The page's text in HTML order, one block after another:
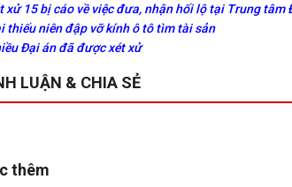
xử 15 bị cáo về việc đưa, nhận hối lộ tại Trung tâm
thiếu niên đập vỡ kính ô tô tìm tài sản
Đại án đã được xét xử
LUẬN & CHIA SẺ
thêm